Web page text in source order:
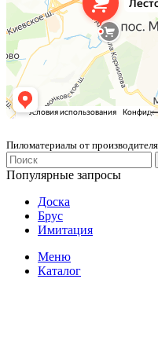
Пиломатериалы от
Популярные запросы
Доска
Брус
Имитация
Меню
Каталог